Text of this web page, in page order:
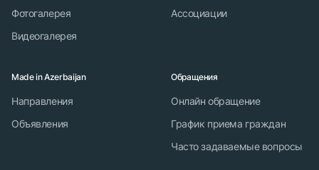
Фотогалерея
Видеогалерея
Ассоциации
Made in Azerbaijan
Направления
Объявления
Обращения
Онлайн обращение
График приема граждан
Часто задаваемые вопросы